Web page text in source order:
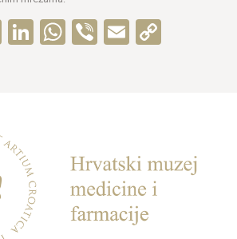
Messenger
LinkedIn
WhatsApp
ViberEmailCopy